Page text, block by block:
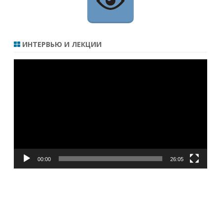
ИНТЕРВЬЮ И ЛЕКЦИИ
Видеоплеер
00:00 26:05